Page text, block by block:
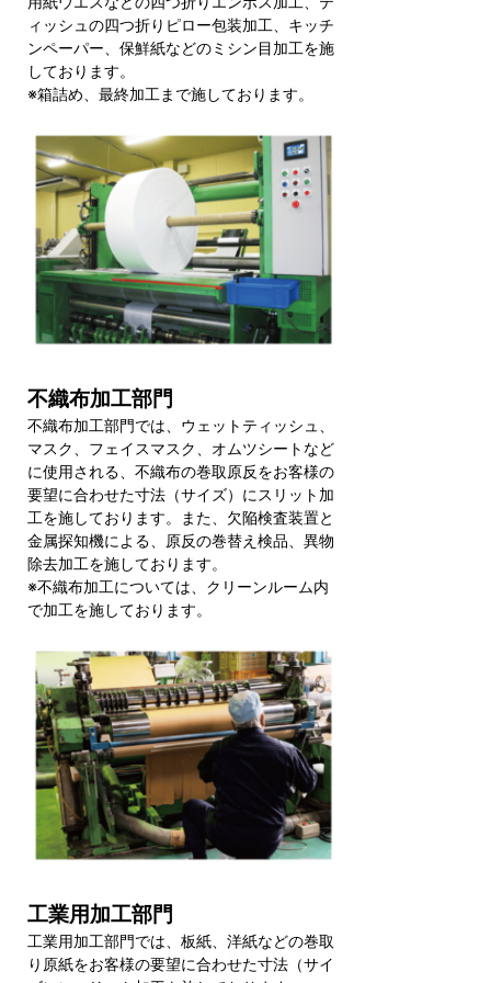
ィッシュの四つ折りピロー包装加工、キッチ
ンペーパー、保鮮紙などのミシン目加工を施
しております。
※箱詰め、最終加工まで施しております。
不織布加工部門
不織布加工部門では、ウェットティッシュ、
マスク、フェイスマスク、オムツシートなど
に使用される、不織布の巻取原反をお客様の
要望に合わせた寸法（サイズ）にスリット加
工を施しております。また、欠陥検査装置と
金属探知機による、原反の巻替え検品、異物
除去加工を施しております。
※不織布加工については、クリーンルーム内
で加工を施しております。
工業用加工部門
工業用加工部門では、板紙、洋紙などの巻取
り原紙をお客様の要望に合わせた寸法（サイ